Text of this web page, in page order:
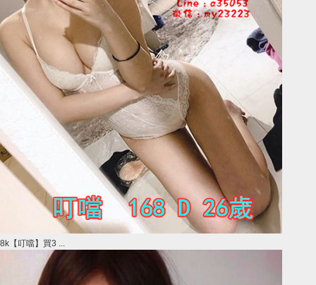
8k【叮噹】買3 ...